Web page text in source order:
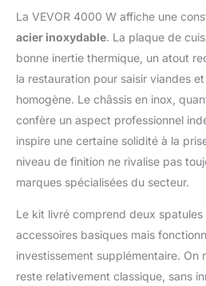
La VEVOR 4000 W affiche une
acier inoxydable. La plaque de
bonne inertie thermique, un atout
la restauration pour saisir viandes
homogène. Le châssis en inox,
confère un aspect professionnel
inspire une certaine solidité à la
niveau de finition ne rivalise pas
marques spécialisées du secteur.
Le kit livré comprend deux
accessoires basiques mais
investissement supplémentaire. On
reste relativement classique, sans